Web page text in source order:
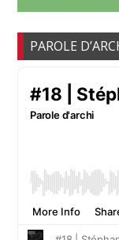
PAROLE